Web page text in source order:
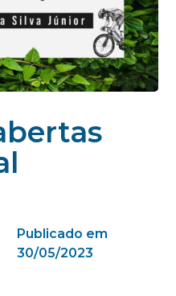
Publicado em
30/05/2023